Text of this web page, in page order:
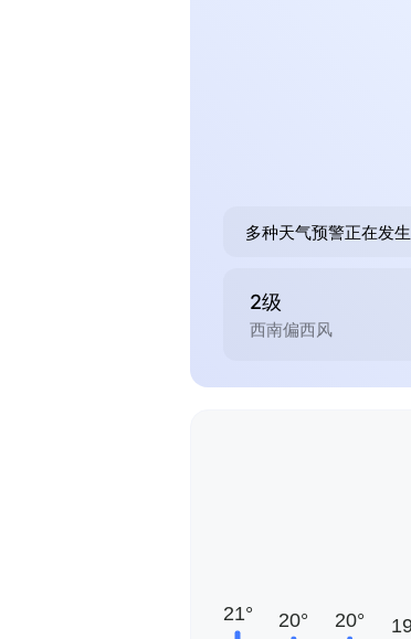
多种天气预警正在发生
2级
西南偏西风